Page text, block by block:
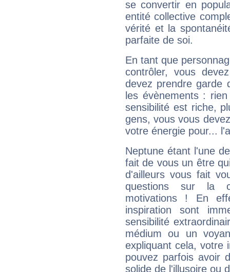
se convertir en
entité collective
vérité et la
parfaite de soi.
En tant que
contrôler, vous
devez prendre garde
les évènements :
sensibilité est riche,
gens, vous vous
votre énergie pour...
Neptune étant l'une
fait de vous un être
d'ailleurs vous fait
questions sur la
motivations ! En
inspiration sont
sensibilité
médium ou un
expliquant cela, votre
pouvez parfois avoir
solide de l'illusoire ou